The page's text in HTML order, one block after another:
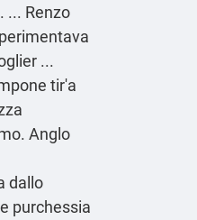
... Renzo
...
tir'a
Anglo
dallo
purchessia